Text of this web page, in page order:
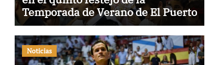
Temporada de Verano de El Puerto
Noticias